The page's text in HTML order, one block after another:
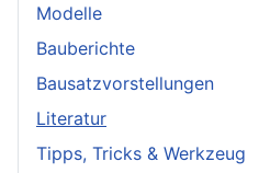
Modelle
Bauberichte
Bausatzvorstellungen
Literatur
Tipps, Tricks & Werkzeug